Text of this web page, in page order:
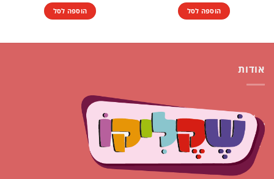
הוספה לסל הוספה לסל
אודות